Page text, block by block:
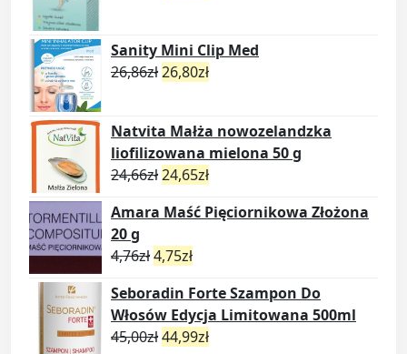
Sanity Mini Clip Med
26,86zł26,80zł
Natvita Małża nowozelandzka
liofilizowana mielona 50 g
24,66zł24,65zł
Amara Maść Pięciornikowa Złożona
20 g
4,76zł4,75zł
Seboradin Forte Szampon Do
Włosów Edycja Limitowana 500ml
45,00zł44,99zł